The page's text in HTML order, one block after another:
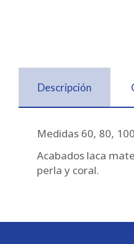
Descripción
Medidas 60, 80,
Acabados laca
perla y coral.